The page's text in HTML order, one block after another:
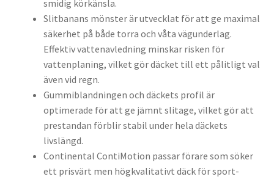
smidig körkänsla.
Slitbanans mönster är utvecklat för att ge maximal
säkerhet på både torra och våta vägunderlag.
Effektiv vattenavledning minskar risken för
vattenplaning, vilket gör däcket till ett pålitligt val
även vid regn.
Gummiblandningen och däckets profil är
optimerade för att ge jämnt slitage, vilket gör att
prestandan förblir stabil under hela däckets
livslängd.
Continental ContiMotion passar förare som söker
ett prisvärt men högkvalitativt däck för sport-